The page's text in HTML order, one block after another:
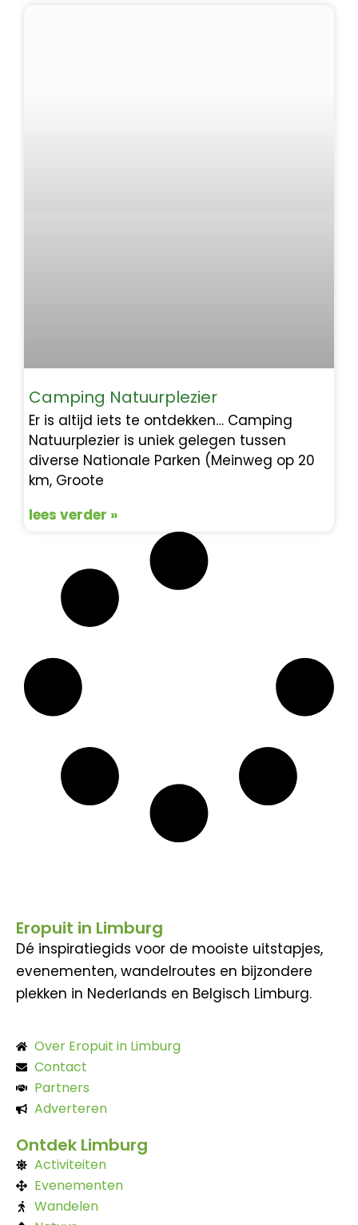
Camping Natuurplezier
Er is altijd iets te ontdekken… Camping
Natuurplezier is uniek gelegen tussen
diverse Nationale Parken (Meinweg op 20
km, Groote
lees verder »
Eropuit in Limburg
Dé inspiratiegids voor de mooiste uitstapjes,
evenementen, wandelroutes en bijzondere
plekken in Nederlands en Belgisch Limburg.
Over Eropuit in Limburg
Contact
Partners
Adverteren
Ontdek Limburg
Activiteiten
Evenementen
Wandelen